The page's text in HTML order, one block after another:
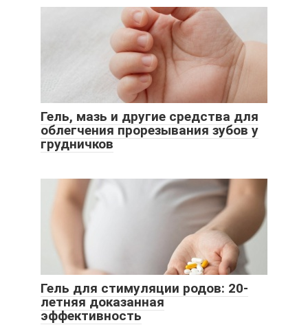
Гель, мазь и другие средства для
облегчения прорезывания зубов у
грудничков
Гель для стимуляции родов: 20-
летняя доказанная
эффективность